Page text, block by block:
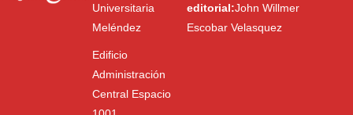
Universitaria
Meléndez
Edificio
Administración
Central Espacio
editorial:John Willmer
Escobar Velasquez